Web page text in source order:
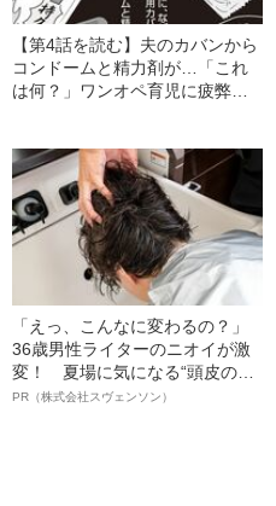
【第4話を読む】夫のカバンから
コンドームと精力剤が…「これ
は何？」ワンオペ育児に疲弊し
「えっ、こんなに変わるの？」
36歳男性ライターのニオイが激
変！ 夏場に気になる“頭皮のニ
オイ”や“ベタつき”を解消す
PR（株式会社スヴェンソン）